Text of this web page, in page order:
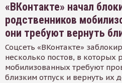
«ВКонтакте» начал
родственников
они требуют вернуть
Соцсеть «ВКонтакте»
несколько постов, в которых
мобилизованных требуют
близким отпуск и вернуть их